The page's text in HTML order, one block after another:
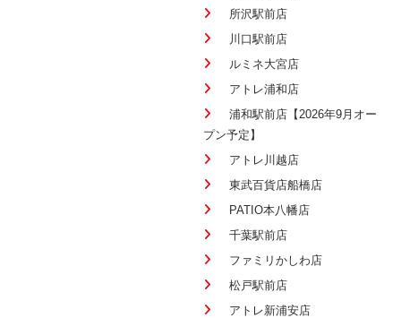
所沢駅前店
川口駅前店
ルミネ大宮店
アトレ浦和店
浦和駅前店【2026年9月オー
プン予定】
アトレ川越店
東武百貨店船橋店
PATIO本八幡店
千葉駅前店
ファミリかしわ店
松戸駅前店
アトレ新浦安店